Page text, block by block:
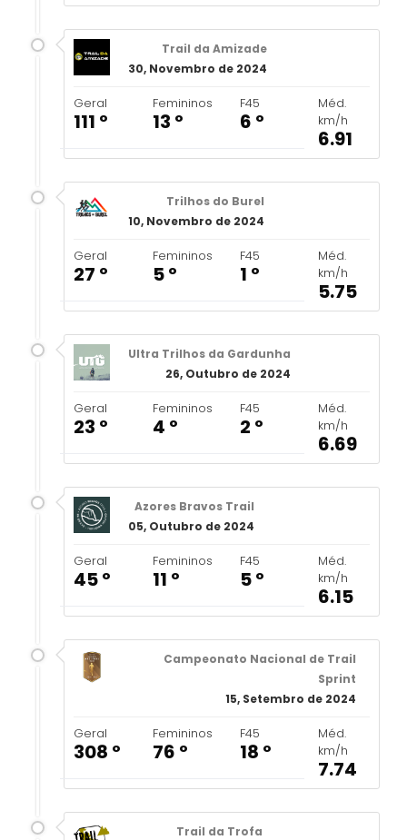
Trail da Amizade
30, Novembro de 2024
Geral
111 º
Femininos
13 º
F45
6 º
Méd.
km/h
6.91
Trilhos do Burel
10, Novembro de 2024
Geral
27 º
Femininos
5 º
F45
1 º
Méd.
km/h
5.75
Ultra Trilhos da Gardunha
26, Outubro de 2024
Geral
23 º
Femininos
4 º
F45
2 º
Méd.
km/h
6.69
Azores Bravos Trail
05, Outubro de 2024
Geral
45 º
Femininos
11 º
F45
5 º
Méd.
km/h
6.15
Campeonato Nacional de Trail
Sprint
15, Setembro de 2024
Geral
308 º
Femininos
76 º
F45
18 º
Méd.
km/h
7.74
Trail da Trofa